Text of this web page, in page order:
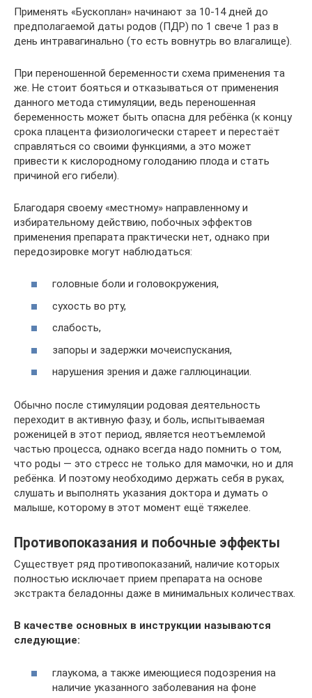
Применять «Бускоплан» начинают за 10-14 дней до
предполагаемой даты родов (ПДР) по 1 свече 1 раз в
день интравагинально (то есть вовнутрь во влагалище).
При переношенной беременности схема применения та
же. Не стоит бояться и отказываться от применения
данного метода стимуляции, ведь переношенная
беременность может быть опасна для ребёнка (к концу
срока плацента физиологически стареет и перестаёт
справляться со своими функциями, а это может
привести к кислородному голоданию плода и стать
причиной его гибели).
Благодаря своему «местному» направленному и
избирательному действию, побочных эффектов
применения препарата практически нет, однако при
передозировке могут наблюдаться:
головные боли и головокружения,
сухость во рту,
слабость,
запоры и задержки мочеиспускания,
нарушения зрения и даже галлюцинации.
Обычно после стимуляции родовая деятельность
переходит в активную фазу, и боль, испытываемая
роженицей в этот период, является неотъемлемой
частью процесса, однако всегда надо помнить о том,
что роды — это стресс не только для мамочки, но и для
ребёнка. И поэтому необходимо держать себя в руках,
слушать и выполнять указания доктора и думать о
малыше, которому в этот момент ещё тяжелее.
Противопоказания и побочные эффекты
Существует ряд противопоказаний, наличие которых
полностью исключает прием препарата на основе
экстракта беладонны даже в минимальных количествах.
В качестве основных в инструкции называются
следующие:
глаукома, а также имеющиеся подозрения на
наличие указанного заболевания на фоне